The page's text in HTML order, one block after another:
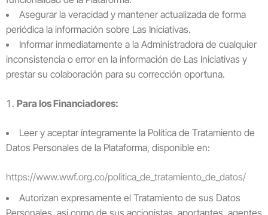
Asegurar la veracidad y mantener actualizada de forma
periódica la información sobre Las Iniciativas.
Informar inmediatamente a la Administradora de cualquier
inconsistencia o error en la información de Las Iniciativas y
prestar su colaboración para su corrección oportuna.
Para los Financiadores:
Leer y aceptar íntegramente la Política de Tratamiento de
Datos Personales de la Plataforma, disponible en:
https://www.wwf.org.co/politica_de_tratamiento_de_datos/
Autorizan expresamente el Tratamiento de sus Datos
Personales, así como de sus accionistas, aportantes, agentes